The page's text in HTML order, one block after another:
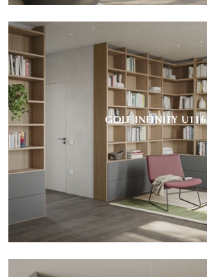
GOLF INFINITY U116